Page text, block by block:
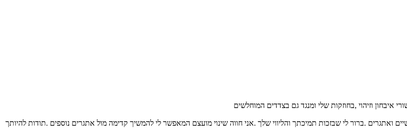
איבחון וזיהוי ,בחוזקות שלי ומנגד גם בצדדים המוחלשים
.ברור לי שבזכות תמיכתך והליווי שלך .אני חווה שינוי מועצם המאפשר לי להמשיך קדימה מול אתגרים נוספים .תודות להיותך